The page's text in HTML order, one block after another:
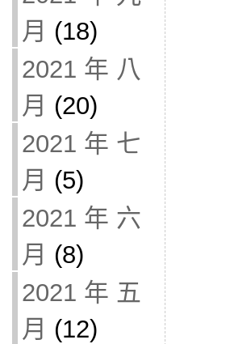
月 (18)
2021 年 八
月 (20)
2021 年 七
月 (5)
2021 年 六
月 (8)
2021 年 五
月 (12)